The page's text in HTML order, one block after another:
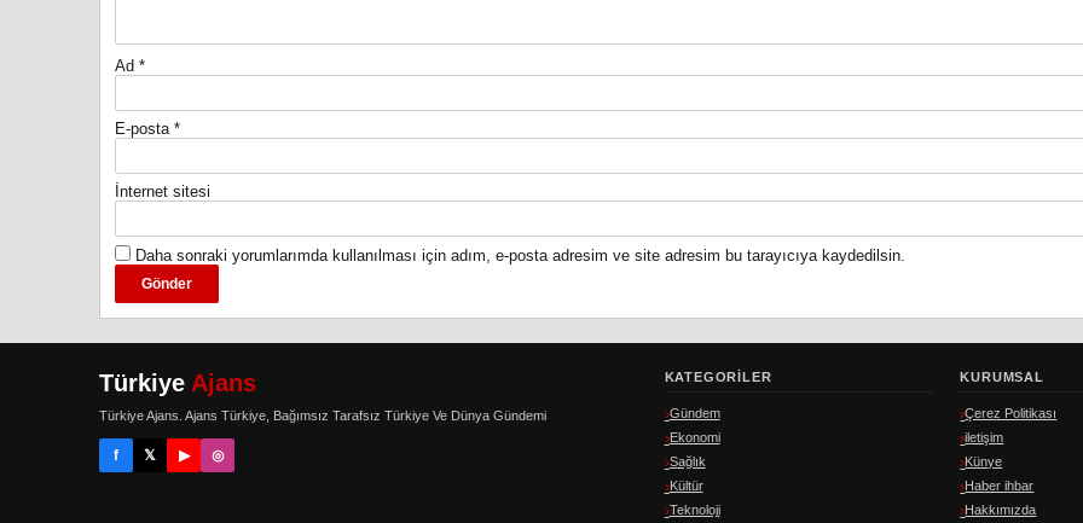
Ad *
E-posta *
İnternet sitesi
Daha sonraki yorumlarımda kullanılması için adım, e-posta adresim ve site adresim bu tarayıcıya kaydedilsin.
Türkiye Ajans
Türkiye Ajans. Ajans Türkiye, Bağımsız Tarafsız Türkiye Ve Dünya Gündemi
f 𝕏 ▶ ◎
KATEGORILER
Gündem
Ekonomi
Sağlık
Kültür
Teknoloji
KURUMSAL
Çerez Politikası
iletişim
Künye
Haber ihbar
Hakkımızda